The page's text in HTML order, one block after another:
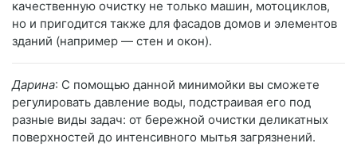
качественную очистку не только машин, мотоциклов,
но и пригодится также для фасадов домов и элементов
зданий (например — стен и окон).
Дарина: С помощью данной минимойки вы сможете
регулировать давление воды, подстраивая его под
разные виды задач: от бережной очистки деликатных
поверхностей до интенсивного мытья загрязнений.